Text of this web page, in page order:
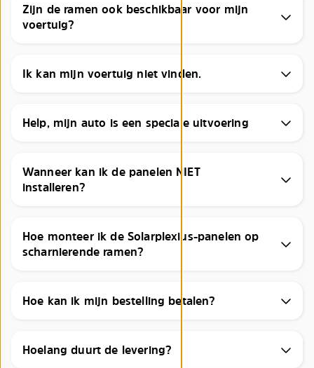
Zijn de ramen ook beschikbaar voor mijn
voertuig?
Ik kan mijn voertuig niet vinden.
Help, mijn auto is een speciale uitvoering
Wanneer kan ik de panelen NIET
installeren?
Hoe monteer ik de Solarplexius-panelen op
scharnierende ramen?
Hoe kan ik mijn bestelling betalen?
Hoelang duurt de levering?